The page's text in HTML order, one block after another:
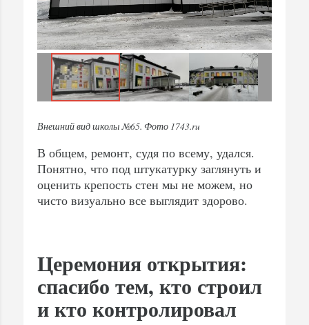
Внешний вид школы №65. Фото 1743.ru
В общем, ремонт, судя по всему, удался.
Понятно, что под штукатурку заглянуть и
оценить крепость стен мы не можем, но
чисто визуально все выглядит здорово.
Церемония открытия:
спасибо тем, кто строил
и кто контролировал